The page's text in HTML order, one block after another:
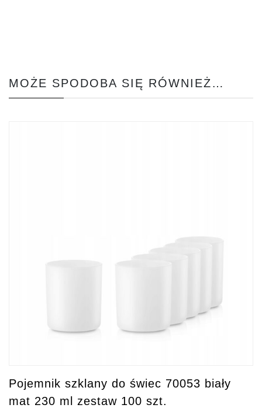
MOŻE SPODOBA SIĘ RÓWNIEŻ…
Pojemnik szklany do świec 70053 biały
mat 230 ml zestaw 100 szt.